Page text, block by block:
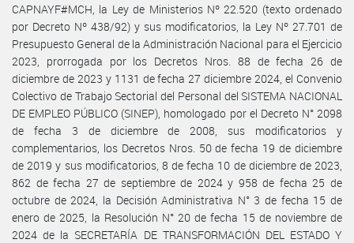
CAPNAYF#MCH, la Ley de Ministerios Nº 22.520 (texto ordenado
por Decreto Nº 438/92) y sus modificatorios, la Ley Nº 27.701 de
Presupuesto General de la Administración Nacional para el Ejercicio
2023, prorrogada por los Decretos Nros. 88 de fecha 26 de
diciembre de 2023 y 1131 de fecha 27 diciembre 2024, el Convenio
Colectivo de Trabajo Sectorial del Personal del SISTEMA NACIONAL
DE EMPLEO PÚBLICO (SINEP), homologado por el Decreto N° 2098
de fecha 3 de diciembre de 2008, sus modificatorios y
complementarios, los Decretos Nros. 50 de fecha 19 de diciembre
de 2019 y sus modificatorios, 8 de fecha 10 de diciembre de 2023,
862 de fecha 27 de septiembre de 2024 y 958 de fecha 25 de
octubre de 2024, la Decisión Administrativa N° 3 de fecha 15 de
enero de 2025, la Resolución N° 20 de fecha 15 de noviembre de
2024 de la SECRETARÍA DE TRANSFORMACIÓN DEL ESTADO Y